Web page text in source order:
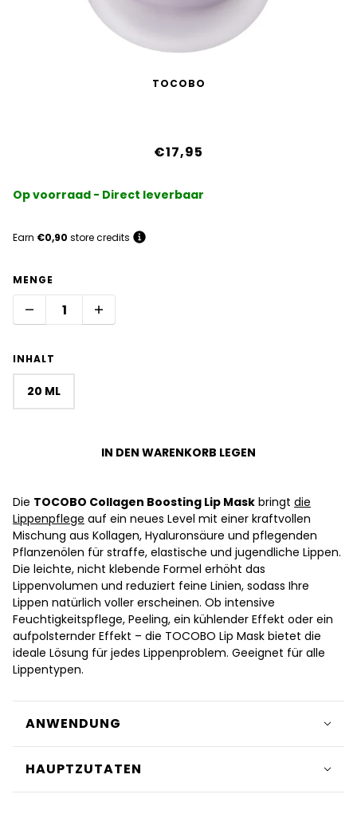
TOCOBO
€17,95
Op voorraad - Direct leverbaar
Earn €0,90 store credits
MENGE
INHALT
20 ML
IN DEN WARENKORB LEGEN
Die TOCOBO Collagen Boosting Lip Mask bringt die
Lippenpflege auf ein neues Level mit einer kraftvollen
Mischung aus Kollagen, Hyaluronsäure und pflegenden
Pflanzenölen für straffe, elastische und jugendliche Lippen.
Die leichte, nicht klebende Formel erhöht das
Lippenvolumen und reduziert feine Linien, sodass Ihre
Lippen natürlich voller erscheinen. Ob intensive
Feuchtigkeitspflege, Peeling, ein kühlender Effekt oder ein
aufpolsternder Effekt – die TOCOBO Lip Mask bietet die
ideale Lösung für jedes Lippenproblem. Geeignet für alle
Lippentypen.
ANWENDUNG
HAUPTZUTATEN